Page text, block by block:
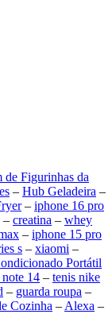
de Figurinhas da
– Hub Geladeira –
– iphone 16 pro
– creatina – whey
– iphone 15 pro
s – xiaomi –
Portátil
14 – tenis nike
– guarda roupa –
Cozinha – Alexa –